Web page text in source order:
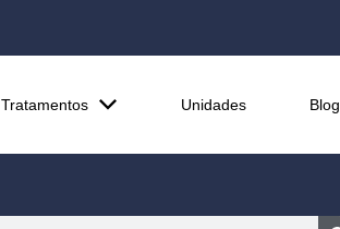
Tratamentos Unidades Blog